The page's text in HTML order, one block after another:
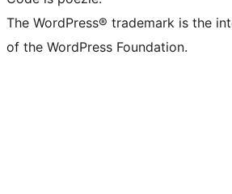
The WordPress® trademark is the
of the WordPress Foundation.